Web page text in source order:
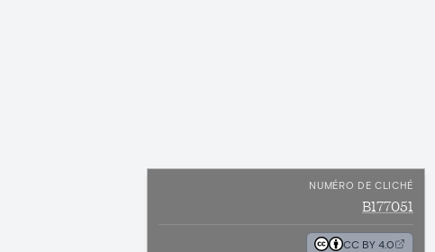
NUMÉRO DE CLICHÉ
B177051
CC BY 4.0